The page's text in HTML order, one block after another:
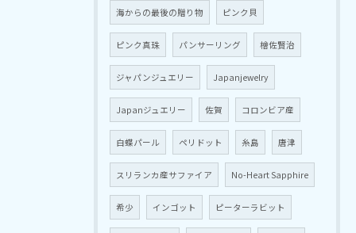
海からの最後の贈り物 ピンク貝
ピンク真珠 パンサーリング 檜佐賢治
ジャパンジュエリー Japanjewelry
Japanジュエリー 佐賀 コロンビア産
白蝶パール ペリドット 糸島 唐津
スリランカ産サファイア No-Heart Sapphire
希少 インゴット ピーターラビット